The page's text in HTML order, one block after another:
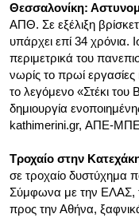
Θεσσαλονίκη:
ΑΠΘ. Σε εξέλιξη
υπάρχει επί 34 χρόνια.
περιμετρικά του
νωρίς το πρωί
το λεγόμενο «Στέκι του
δημιουργία
kathimerini.gr, ΑΠΕ-
Τροχαίο στην
σε τροχαίο δυστύχημα
Σύμφωνα με την ΕΛΑΣ,
προς την Αθήνα,